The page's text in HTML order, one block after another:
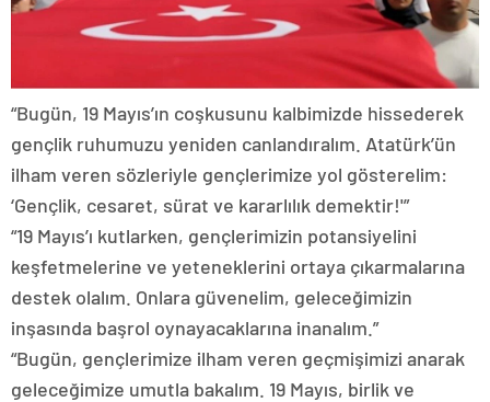
“Bugün, 19 Mayıs’ın coşkusunu kalbimizde hissederek
gençlik ruhumuzu yeniden canlandıralım. Atatürk’ün
ilham veren sözleriyle gençlerimize yol gösterelim:
‘Gençlik, cesaret, sürat ve kararlılık demektir!'”
“19 Mayıs’ı kutlarken, gençlerimizin potansiyelini
keşfetmelerine ve yeteneklerini ortaya çıkarmalarına
destek olalım. Onlara güvenelim, geleceğimizin
inşasında başrol oynayacaklarına inanalım.”
“Bugün, gençlerimize ilham veren geçmişimizi anarak
geleceğimize umutla bakalım. 19 Mayıs, birlik ve